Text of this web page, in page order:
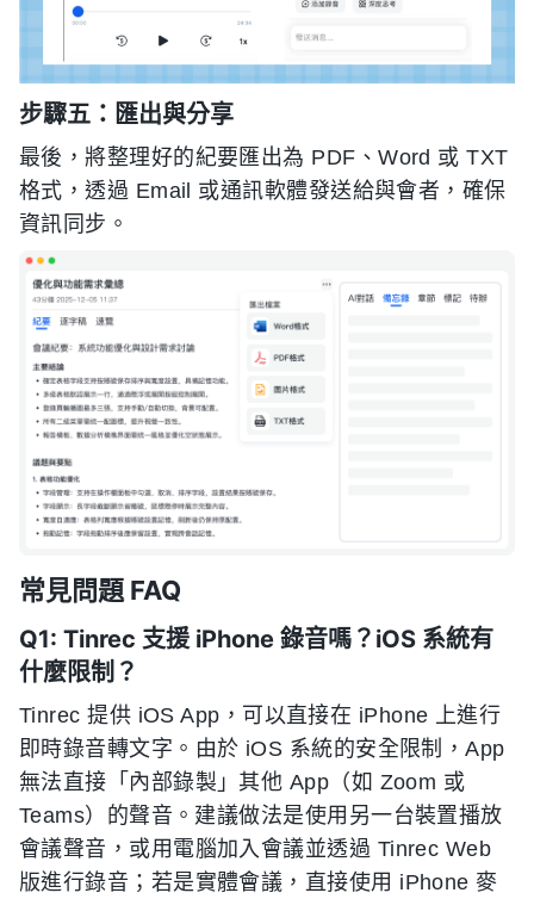
步驟五：匯出與分享
最後，將整理好的紀要匯出為 PDF、Word 或 TXT
格式，透過 Email 或通訊軟體發送給與會者，確保
資訊同步。
常見問題 FAQ
Q1: Tinrec 支援 iPhone 錄音嗎？iOS 系統有
什麼限制？
Tinrec 提供 iOS App，可以直接在 iPhone 上進行
即時錄音轉文字。由於 iOS 系統的安全限制，App
無法直接「內部錄製」其他 App（如 Zoom 或
Teams）的聲音。建議做法是使用另一台裝置播放
會議聲音，或用電腦加入會議並透過 Tinrec Web
版進行錄音；若是實體會議，直接使用 iPhone 麥